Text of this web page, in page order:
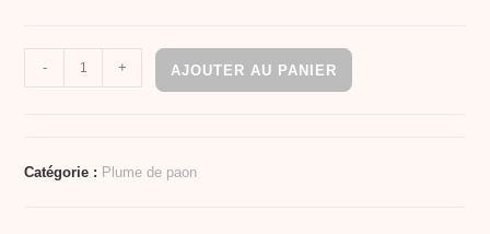
- + AJOUTER AU PANIER
Catégorie : Plume de paon